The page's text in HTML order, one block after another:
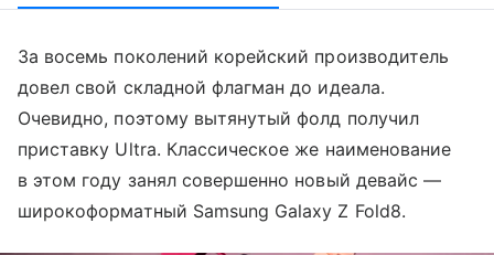
За восемь поколений корейский производитель
довел свой складной флагман до идеала.
Очевидно, поэтому вытянутый фолд получил
приставку Ultra. Классическое же наименование
в этом году занял совершенно новый девайс —
широкоформатный Samsung Galaxy Z Fold8.